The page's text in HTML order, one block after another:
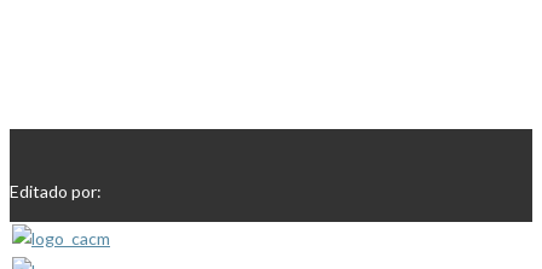
Editado por: